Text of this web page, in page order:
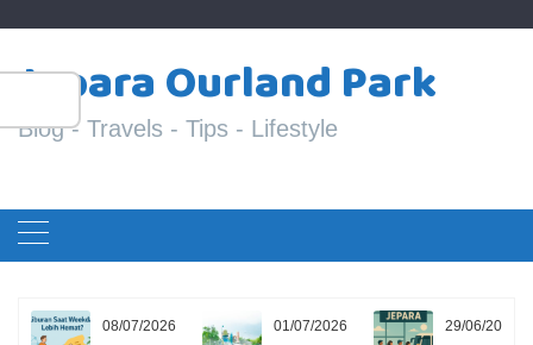
content
Jepara Ourland Park
Blog - Travels - Tips - Lifestyle
08/07/2026 01/07/2026 29/06/2026